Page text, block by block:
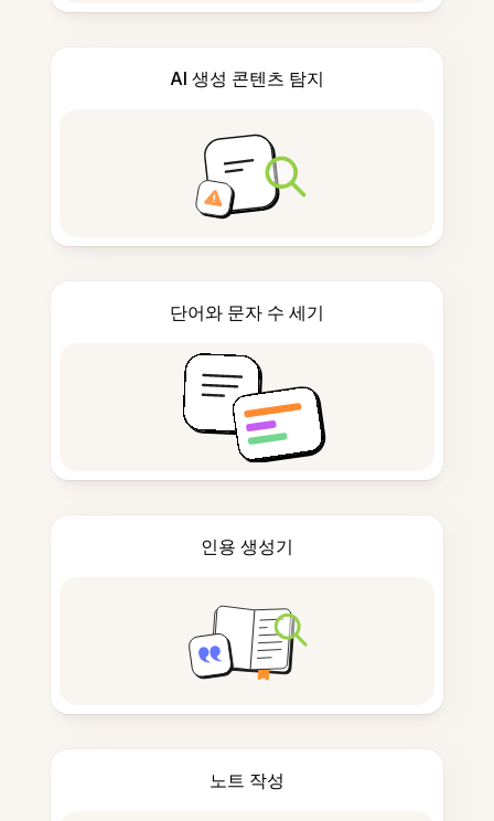
AI 생성 콘텐츠 탐지
단어와 문자 수 세기
인용 생성기
노트 작성